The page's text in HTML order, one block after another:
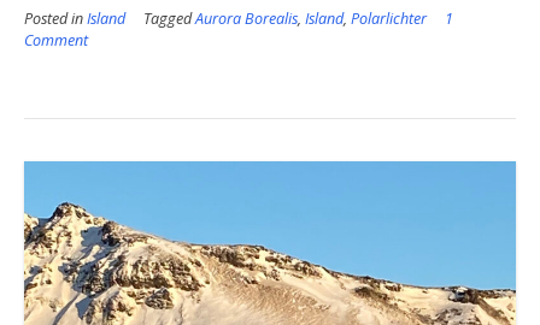
sehen”
Posted inIsland TaggedAurora Borealis, Island, Polarlichter
1
Comment